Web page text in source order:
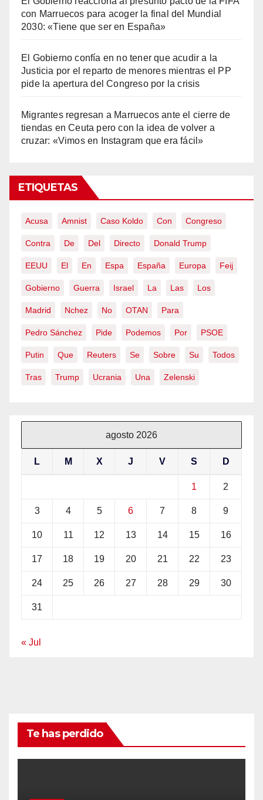
con Marruecos para acoger la final del Mundial
2030: «Tiene que ser en España»
El Gobierno confía en no tener que acudir a la
Justicia por el reparto de menores mientras el PP
pide la apertura del Congreso por la crisis
Migrantes regresan a Marruecos ante el cierre de
tiendas en Ceuta pero con la idea de volver a
cruzar: «Vimos en Instagram que era fácil»
ETIQUETAS
Acusa Amnist Caso Koldo Con Congreso
Contra De Del Directo Donald Trump
EEUU El En Espa España Europa Feij
Gobierno Guerra Israel La Las Los
Madrid Nchez No OTAN Para
Pedro Sánchez Pide Podemos Por PSOE
Putin Que Reuters Se Sobre Su Todos
Tras Trump Ucrania Una Zelenski
agosto 2026
L M X J V S D
1 2
3 4 5 6 7 8 9
10 11 12 13 14 15 16
17 18 19 20 21 22 23
24 25 26 27 28 29 30
31
« Jul
Te has perdido